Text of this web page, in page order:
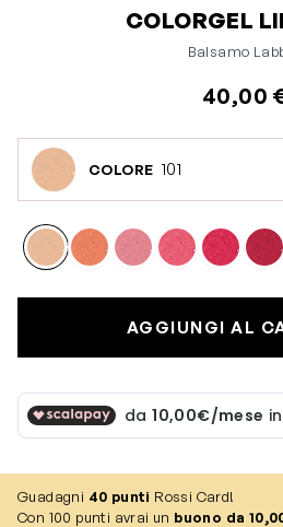
COLORGEL
Balsamo
40,00
COLORE 101
AGGIUNGI AL
Guadagni 40 punti Rossi Card!
Con 100 punti avrai un buono da